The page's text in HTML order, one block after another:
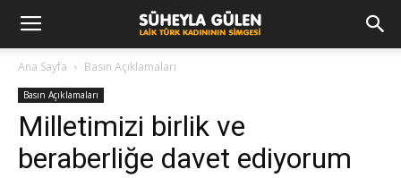
Ana Sayfa Basın Açıklamaları
Basın Açıklamaları
Milletimizi birlik ve
beraberliğe davet ediyorum